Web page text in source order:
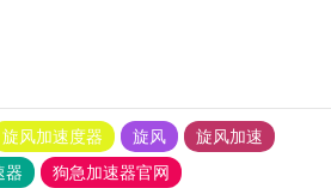
旋风加速度器 旋风
旋风加速
器
狗急加速器官网